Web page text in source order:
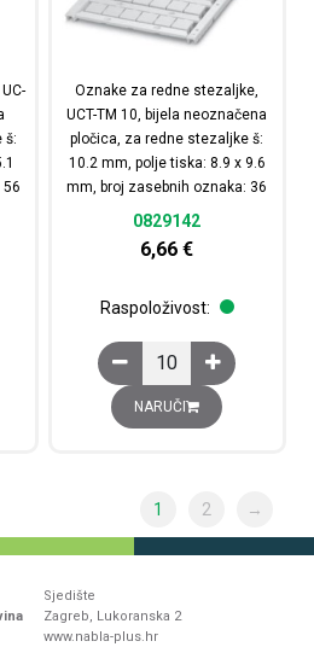
š:
56
stezaljke, UC-TMF 8, bijela
Oznake za redne stezaljke,
UCT-TM 10, bijela neoznačena
pločica, za redne stezaljke š:
10.2 mm, polje tiska: 8.9 x 9.6
mm, broj zasebnih oznaka: 36
0829142
6,66€
Raspoloživost:
Oznake za redne
NARUČI
1 2 →
Sjedište
Zagreb, Lukoranska 2
www.nabla-plus.hr